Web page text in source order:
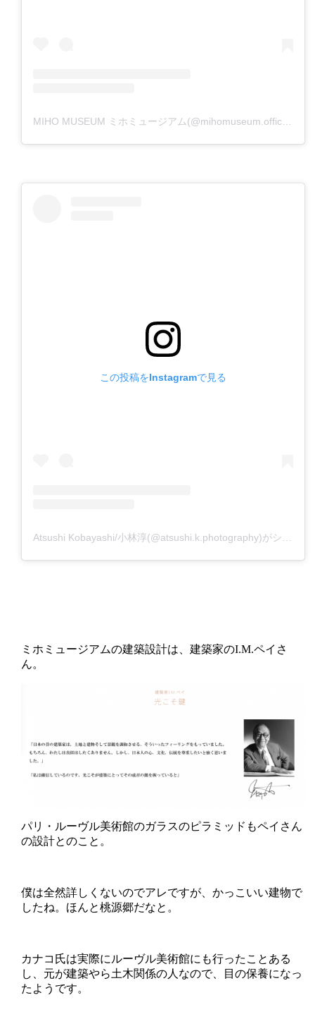
この投稿をInstagramで見る
ミホミュージアムの建築設計は、建築家のI.M.ペイさ
ん。
パリ・ルーヴル美術館のガラスのピラミッドもペイさん
の設計とのこと。
僕は全然詳しくないのでアレですが、かっこいい建物で
したね。ほんと桃源郷だなと。
カナコ氏は実際にルーヴル美術館にも行ったことある
し、元が建築やら土木関係の人なので、目の保養になっ
たようです。